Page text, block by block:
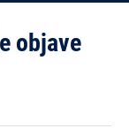
objave